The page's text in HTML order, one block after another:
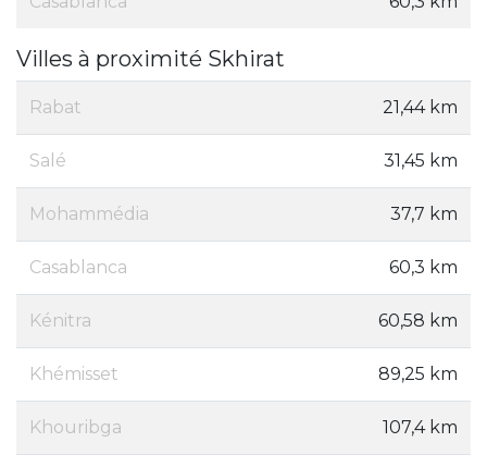
Villes à proximité Skhirat
Rabat 21,44 km
Salé 31,45 km
Mohammédia 37,7 km
Casablanca 60,3 km
Kénitra 60,58 km
Khémisset 89,25 km
Khouribga 107,4 km